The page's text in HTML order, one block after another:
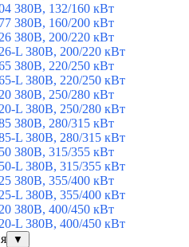
380В, 132/160 кВт
380В, 160/200 кВт
380В, 200/220 кВт
L 380В, 200/220 кВт
380В, 220/250 кВт
L 380В, 220/250 кВт
380В, 250/280 кВт
L 380В, 250/280 кВт
380В, 280/315 кВт
L 380В, 280/315 кВт
380В, 315/355 кВт
L 380В, 315/355 кВт
380В, 355/400 кВт
L 380В, 355/400 кВт
380В, 400/450 кВт
L 380В, 400/450 кВт
▼